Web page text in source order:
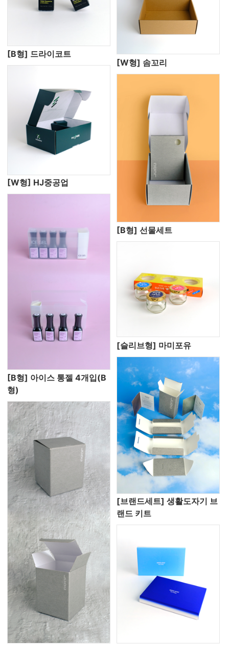
[B형] 드라이코트
[W형] 솜꼬리
[W형] HJ중공업
[B형] 선물세트
[B형] 아이스 통젤 4개입(B
형)
[슬리브형] 마미포유
[브랜드세트] 생활도자기 브
랜드 키트